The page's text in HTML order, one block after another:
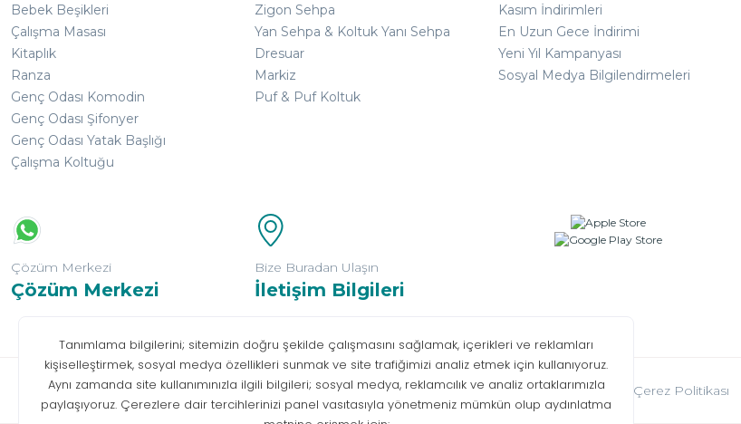
Bebek Beşikleri
Çalışma Masası
Kitaplık
Ranza
Genç Odası Komodin
Genç Odası Şifonyer
Genç Odası Yatak Başlığı
Çalışma Koltuğu
Zigon Sehpa
Yan Sehpa & Koltuk Yanı Sehpa
Dresuar
Markiz
Puf & Puf Koltuk
Kasım İndirimleri
En Uzun Gece İndirimi
Yeni Yıl Kampanyası
Sosyal Medya Bilgilendirmeleri
Çözüm Merkezi
Çözüm Merkezi
Bize Buradan Ulaşın
İletişim Bilgileri
Bilgi Toplumu Hizmetleri KVKK Çerez Politikası